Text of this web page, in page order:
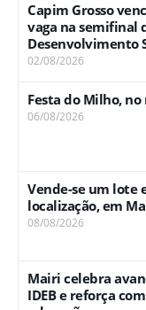
Capim Grosso
vaga na semifinal
Desenvolvimento
02/08/2026
Festa do Milho,
06/08/2026
Vende-se um lote
localização, em
08/08/2026
Mairi celebra
IDEB e reforça